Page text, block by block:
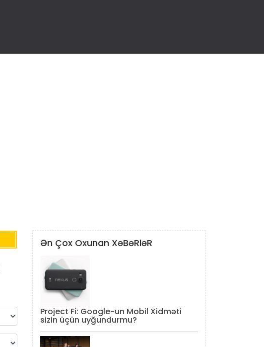
Ən Çox Oxunan XəBəRləR
Project Fi: Google-un Mobil Xidməti
sizin üçün uyğundurmu?